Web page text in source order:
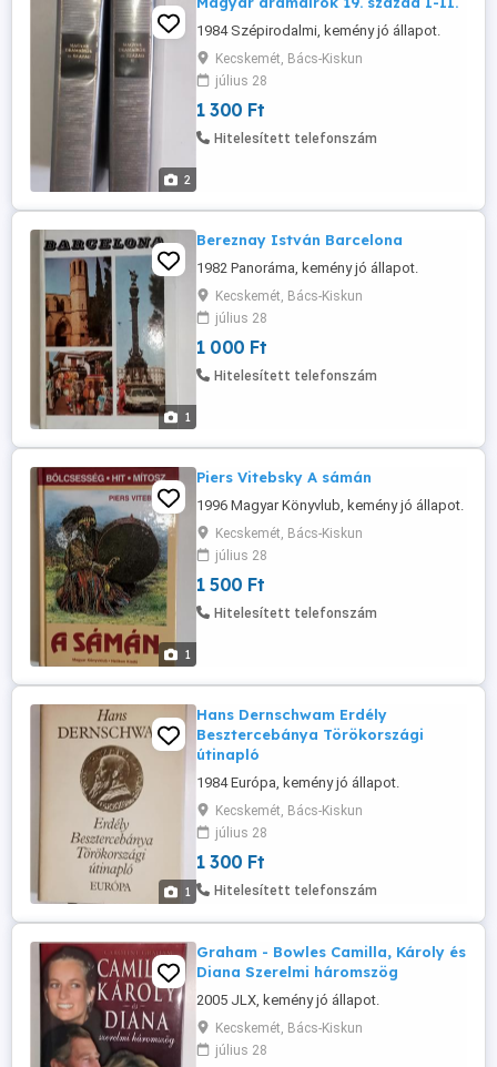
2
1984 Szépirodalmi, kemény jó állapot.
Kecskemét, Bács-Kiskun
július 28
1 300 Ft
Hitelesített telefonszám
1
Bereznay István Barcelona
1982 Panoráma, kemény jó állapot.
Kecskemét, Bács-Kiskun
július 28
1 000 Ft
Hitelesített telefonszám
1
Piers Vitebsky A sámán
1996 Magyar Könyvlub, kemény jó állapot.
Kecskemét, Bács-Kiskun
július 28
1 500 Ft
Hitelesített telefonszám
1
Hans Dernschwam Erdély
Besztercebánya Törökországi
útinapló
1984 Európa, kemény jó állapot.
Kecskemét, Bács-Kiskun
július 28
1 300 Ft
Hitelesített telefonszám
Graham - Bowles Camilla, Károly és
Diana Szerelmi háromszög
2005 JLX, kemény jó állapot.
Kecskemét, Bács-Kiskun
július 28